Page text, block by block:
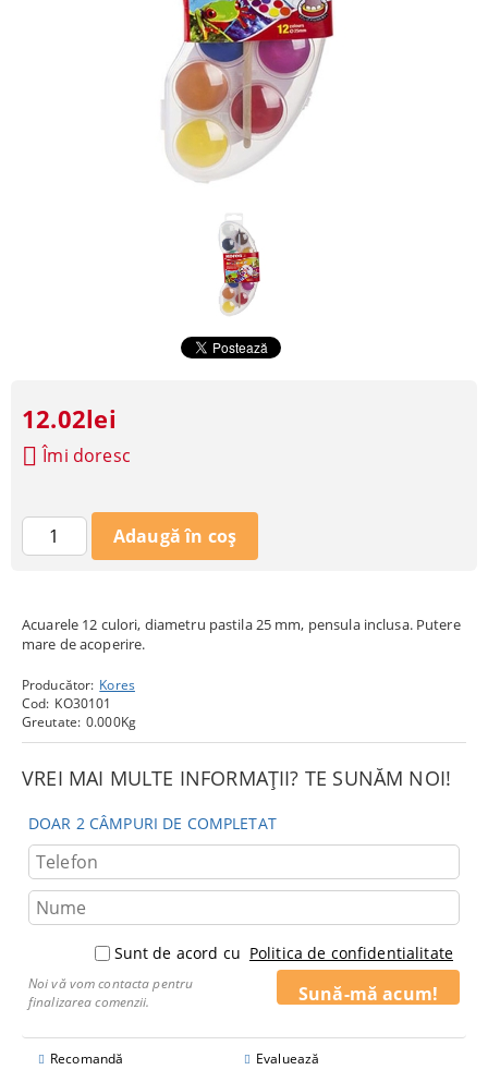
Acuarele 12 culori, diametru pastila 25 mm, pensula inclusa. Putere
mare de acoperire.
Producător: Kores
Cod: KO30101
Greutate: 0.000Kg
VREI MAI MULTE INFORMAȚII? TE SUNĂM NOI!
DOAR 2 CÂMPURI DE COMPLETAT
Sunt de acord cu Politica de confidentialitate
Noi vă vom contacta pentru
finalizarea comenzii.
Recomandă Evaluează
12.02lei
Îmi doresc